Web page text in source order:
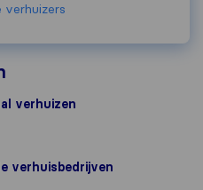
verhuizers
verhuizen
verhuisbedrijven